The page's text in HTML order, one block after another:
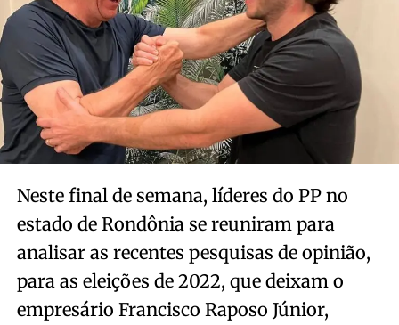
Neste final de semana, líderes do PP no
estado de Rondônia se reuniram para
analisar as recentes pesquisas de opinião,
para as eleições de 2022, que deixam o
empresário Francisco Raposo Júnior,